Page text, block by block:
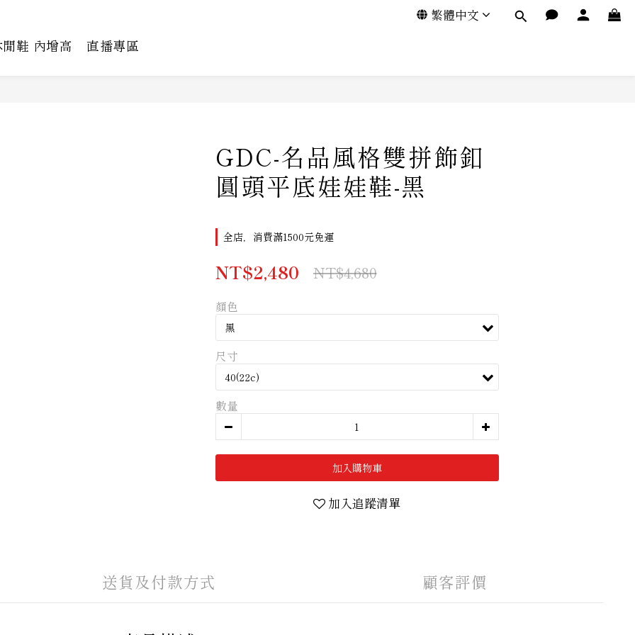
繁體中文
鞋 內增高 直播專區
GDC-名品風格雙拼飾釦
圓頭平底娃娃鞋-黑
全店，消費滿1500元免運
NT$2,480 NT$4,680
顏色
尺寸
數量
加入購物車
加入追蹤清單
送貨及付款方式 顧客評價